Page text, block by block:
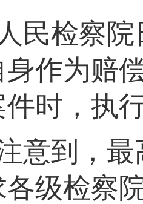
民检察
身作为赔
时，执
意到，最
级检察